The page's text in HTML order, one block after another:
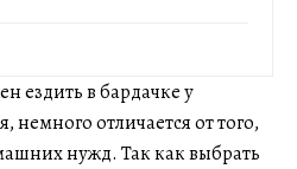
ездить в бардачке у
немного отличается от того,
нужд. Так как выбрать